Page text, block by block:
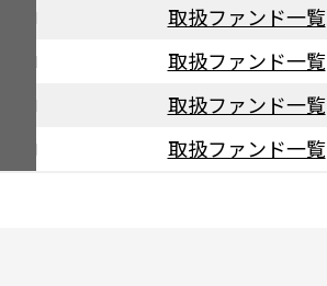
取扱ファンド一覧
取扱ファンド一覧
取扱ファンド一覧
取扱ファンド一覧